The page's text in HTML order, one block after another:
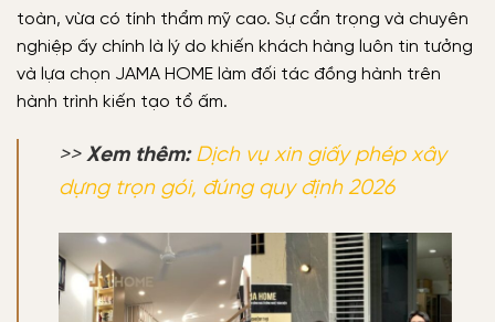
toàn, vừa có tính thẩm mỹ cao. Sự cẩn trọng và chuyên
nghiệp ấy chính là lý do khiến khách hàng luôn tin tưởng
và lựa chọn JAMA HOME làm đối tác đồng hành trên
hành trình kiến tạo tổ ấm.
>> Xem thêm: Dịch vụ xin giấy phép xây
dựng trọn gói, đúng quy định 2026